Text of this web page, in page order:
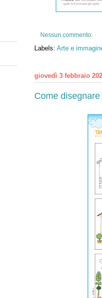
Nessun commento:
Labels: Arte e
giovedì 3 febbraio
Come